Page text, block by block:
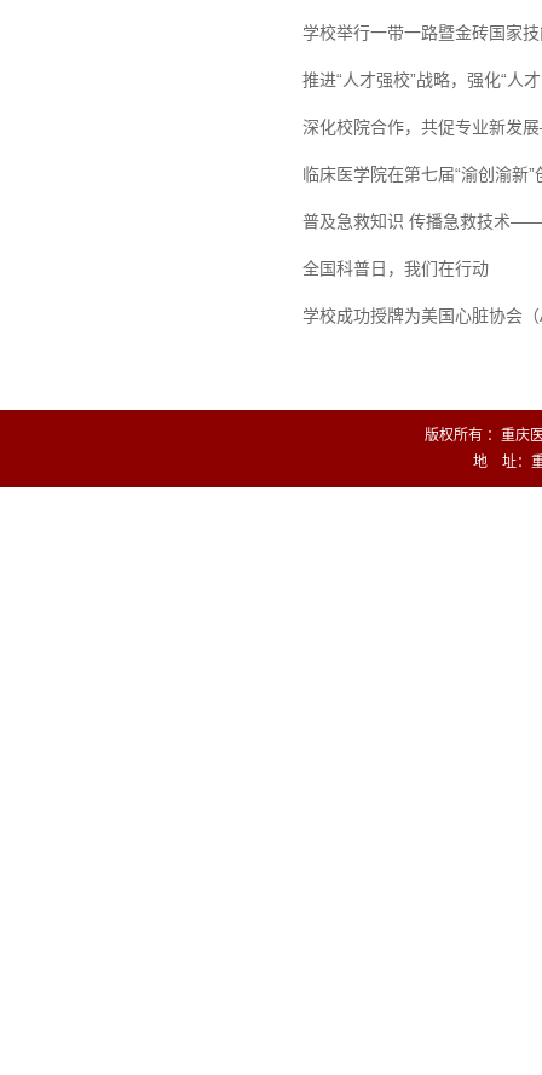
学校举行一带一路暨金砖国家
推进“人才强校”战略，强化“
深化校院合作，共促专业新发
临床医学院在第七届“渝创渝新
普及急救知识 传播急救技术
全国科普日，我们在行动
学校成功授牌为美国心脏协会
版权所有 ：重庆
地 址：重